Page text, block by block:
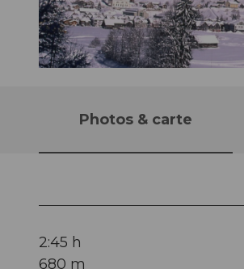
Photos & carte
2:45 h
680 m